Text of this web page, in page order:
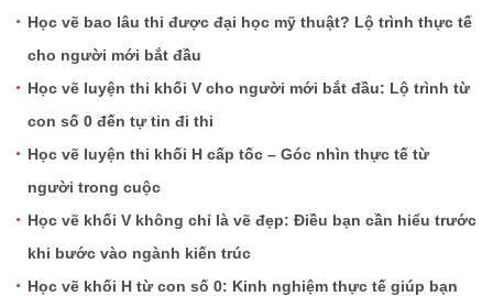
Học vẽ bao lâu thi được đại học mỹ thuật? Lộ trình thực tế
cho người mới bắt đầu
Học vẽ luyện thi khối V cho người mới bắt đầu: Lộ trình từ
con số 0 đến tự tin đi thi
Học vẽ luyện thi khối H cấp tốc – Góc nhìn thực tế từ
người trong cuộc
Học vẽ khối V không chỉ là vẽ đẹp: Điều bạn cần hiểu trước
khi bước vào ngành kiến trúc
Học vẽ khối H từ con số 0: Kinh nghiệm thực tế giúp bạn